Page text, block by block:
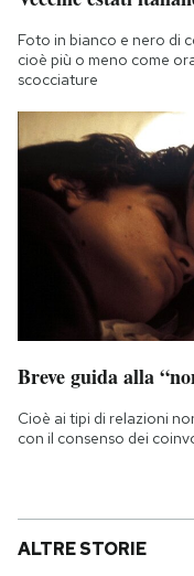
Foto in bianco e nero di
cioè più o meno come
scocciature
Breve guida alla
Cioè ai tipi di relazioni
con il consenso dei
ALTRE STORIE